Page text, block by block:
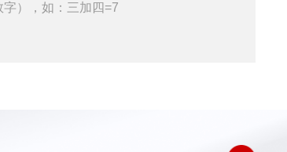
），如：三加四=7